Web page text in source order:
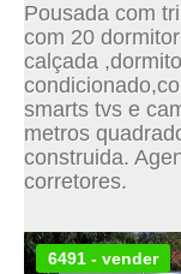
Pousada com
com 20
calçada
smarts tvs e
metros
construida.
corretores.
6491 - vender